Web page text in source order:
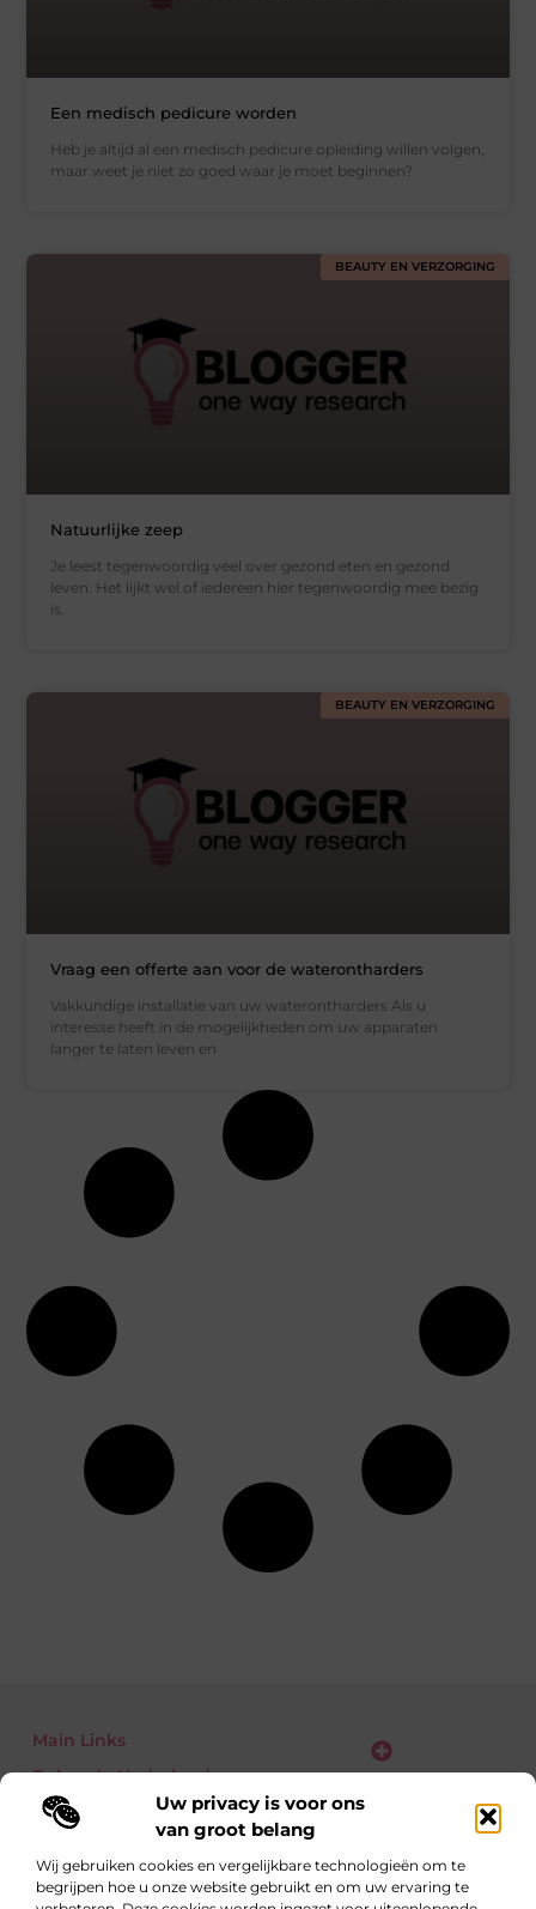
Uw privacy is voor ons
van groot belang
Wij gebruiken cookies en vergelijkbare technologieën om te
begrijpen hoe u onze website gebruikt en om uw ervaring te
Een medisch pedicure worden
Heb je altijd al een medisch pedicure opleiding willen volgen,
maar weet je niet zo goed waar je moet beginnen?
BEAUTY EN VERZORGING
Natuurlijke zeep
Je leest tegenwoordig veel over gezond eten en gezond
leven. Het lijkt wel of iedereen hier tegenwoordig mee bezig
is.
BEAUTY EN VERZORGING
Vraag een offerte aan voor de waterontharders
Vakkundige installatie van uw waterontharders Als u
interesse heeft in de mogelijkheden om uw apparaten
langer te laten leven en
Main Links
Bekende Nederlanders
Eén richting: kennis delen